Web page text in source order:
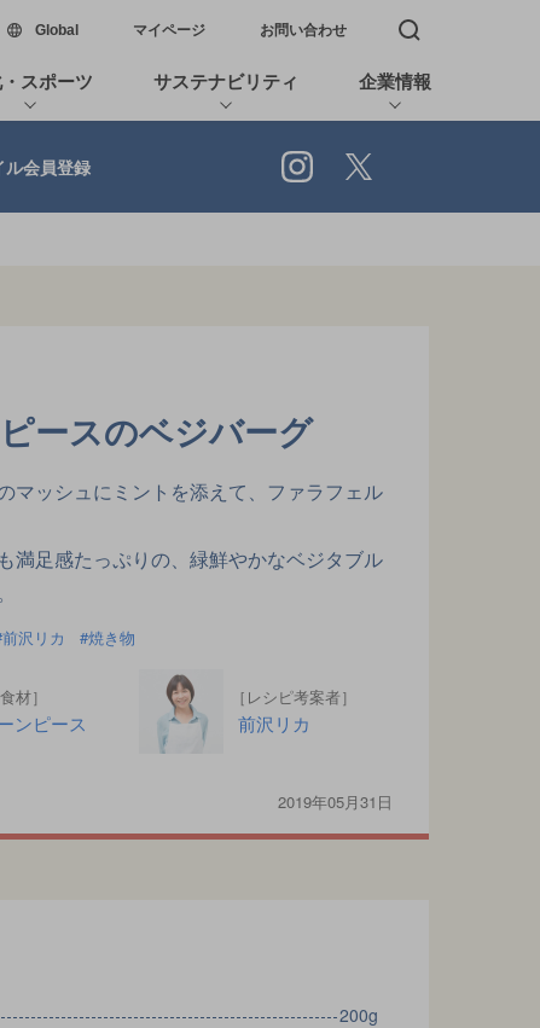
Global新しいウィンドウで開く
マイページ お問い合わせ 検索窓を開く
スポーツ サステナビリティ 企業情報
ル会員登録 Instagram
ースのベジバーグ
マッシュにミントを添えて、ファラフェル
満足感たっぷりの、緑鮮やかなベジタブル
前沢リカ 焼き物
材］
ンピース
［レシピ考案者］
前沢リカ
2019年05月31日
200g